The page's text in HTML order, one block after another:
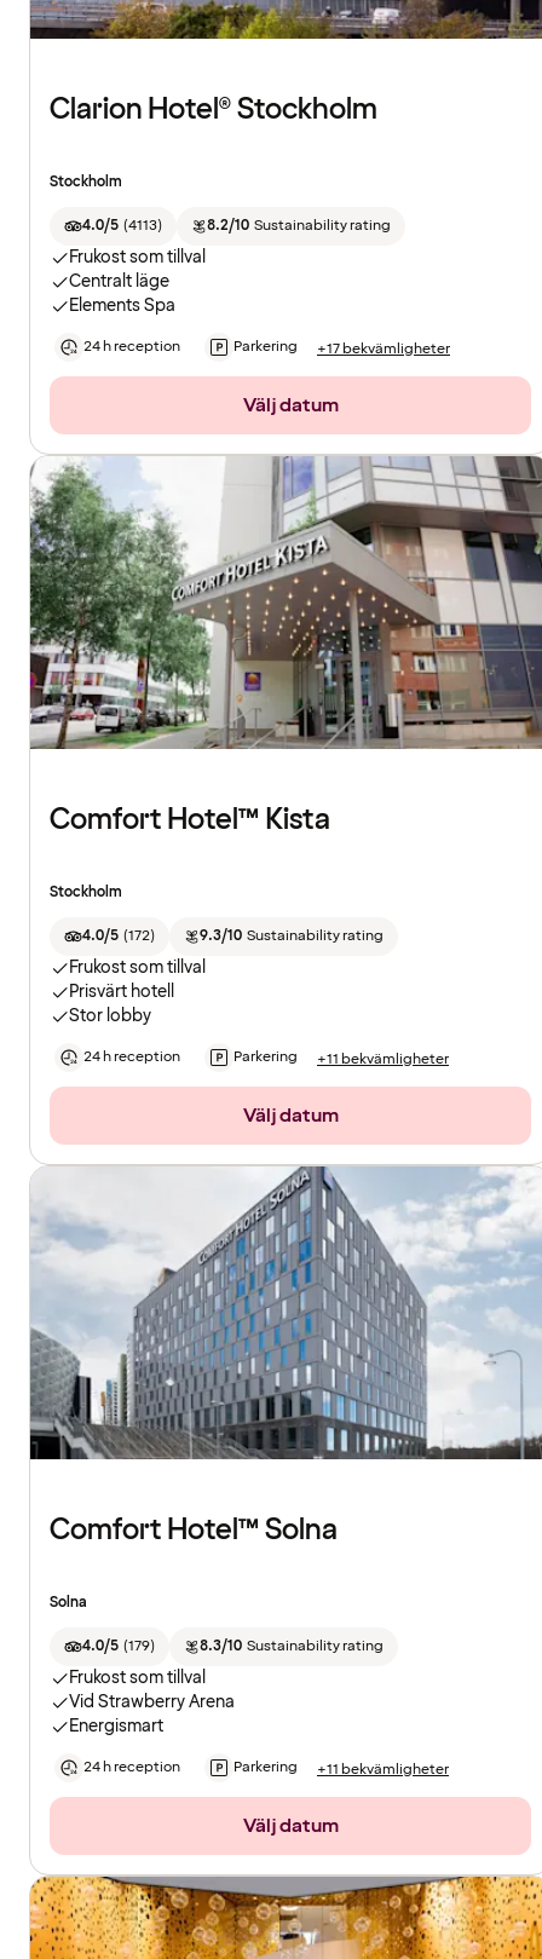
Clarion Hotel® Stockholm
Stockholm
4.0/5 (4113) 8.2/10 Sustainability rating
Frukost som tillval
Centralt läge
Elements Spa
24 h reception Parkering +17 bekvämligheter
Välj datum
Comfort Hotel™ Kista
Stockholm
4.0/5 (172) 9.3/10 Sustainability rating
Frukost som tillval
Prisvärt hotell
Stor lobby
24 h reception Parkering +11 bekvämligheter
Välj datum
Comfort Hotel™ Solna
Solna
4.0/5 (179) 8.3/10 Sustainability rating
Frukost som tillval
Vid Strawberry Arena
Energismart
24 h reception Parkering +11 bekvämligheter
Välj datum